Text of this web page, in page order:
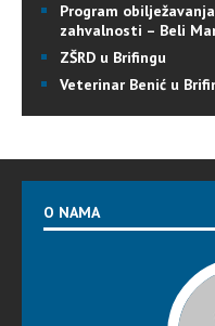
Program
zahvalnosti – Beli
ZŠRD u Brifingu
Veterinar Benić u
O NAMA